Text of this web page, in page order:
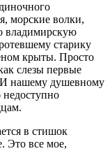
морские волки,
владимирскую
старику
крыты. Просто
слезы первые
И нашему душевному
в стишок
Это все мое,